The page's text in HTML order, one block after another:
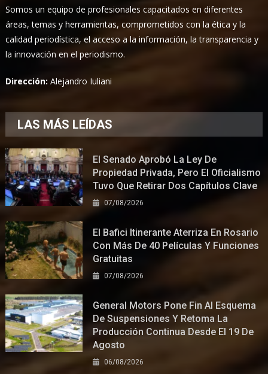
Somos un equipo de profesionales capacitados en diferentes
áreas, temas y herramientas, comprometidos con la ética y la
calidad periodística, el acceso a la información, la transparencia y
la innovación en el periodismo.
Dirección:Alejandro Iuliani
LAS MÁS LEÍDAS
El Senado Aprobó La Ley De
Propiedad Privada, Pero El Oficialismo
Tuvo Que Retirar Dos Capítulos Clave
07/08/2026
El Bafici Itinerante Aterriza En Rosario
Con Más De 40 Películas Y Funciones
Gratuitas
07/08/2026
General Motors Pone Fin Al Esquema
De Suspensiones Y Retoma La
Producción Continua Desde El 19 De
Agosto
06/08/2026